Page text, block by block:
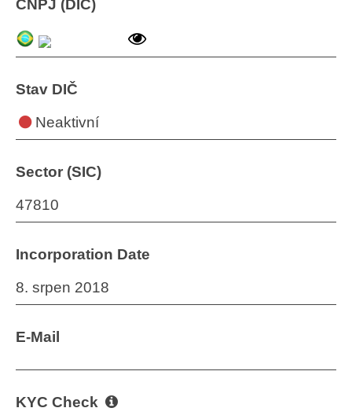
CNPJ (DIČ)
Stav DIČ
Neaktivní
Sector (SIC)
47810
Incorporation Date
8. srpen 2018
E-Mail
KYC Check